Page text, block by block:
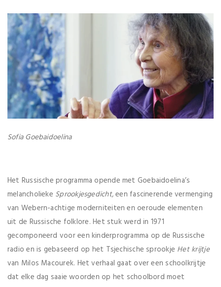
Sofia Goebaidoelina
Het Russische programma opende met Goebaidoelina’s
melancholieke Sprookjesgedicht,een fascinerende vermenging
van Webern-achtige moderniteiten en oeroude elementen
uit de Russische folklore. Het stuk werd in 1971
gecomponeerd voor een kinderprogramma op de Russische
radio en is gebaseerd op het Tsjechische sprookje Het krijtje
van Milos Macourek. Het verhaal gaat over een schoolkrijtje
dat elke dag saaie woorden op het schoolbord moet